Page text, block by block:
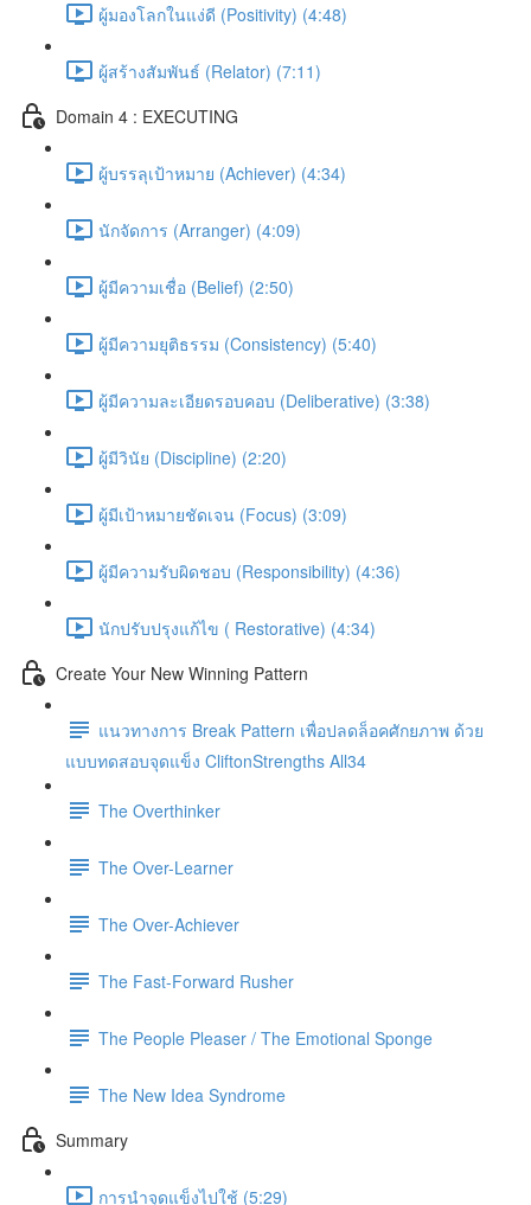
ผู้มองโลกในแง่ดี (Positivity) (4:48)
ผู้สร้างสัมพันธ์ (Relator) (7:11)
Domain 4 : EXECUTING
ผู้บรรลุเป้าหมาย (Achiever) (4:34)
นักจัดการ (Arranger) (4:09)
ผู้มีความเชื่อ (Belief) (2:50)
ผู้มีความยุติธรรม (Consistency) (5:40)
ผู้มีความละเอียดรอบคอบ (Deliberative) (3:38)
ผู้มีวินัย (Discipline) (2:20)
ผู้มีเป้าหมายชัดเจน (Focus) (3:09)
ผู้มีความรับผิดชอบ (Responsibility) (4:36)
นักปรับปรุงแก้ไข ( Restorative) (4:34)
Create Your New Winning Pattern
แนวทางการ Break Pattern เพื่อปลดล็อคศักยภาพ ด้วย
แบบทดสอบจุดแข็ง CliftonStrengths All34
The Overthinker
The Over-Learner
The Over-Achiever
The Fast-Forward Rusher
The People Pleaser / The Emotional Sponge
The New Idea Syndrome
Summary
การนำจุดแข็งไปใช้ (5:29)